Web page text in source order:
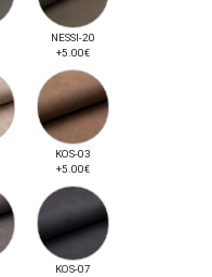
NESSI-20
+5.00€
KOS-03
+5.00€
KOS-07